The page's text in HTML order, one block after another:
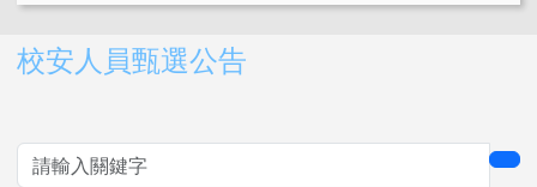
右邊區域內容
校安人員甄選公告